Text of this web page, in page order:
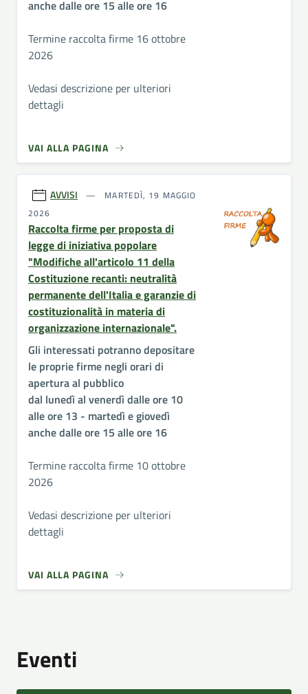
anche dalle ore 15 alle ore 16
Termine raccolta firme 16 ottobre
2026
Vedasi descrizione per ulteriori
dettagli
VAI ALLA PAGINA
AVVISI
MARTEDÌ, 19 MAGGIO
2026
Raccolta firme per proposta di
legge di iniziativa popolare
"Modifiche all'articolo 11 della
Costituzione recanti: neutralità
permanente dell'Italia e garanzie di
costituzionalità in materia di
organizzazione internazionale".
Gli interessati potranno depositare
le proprie firme negli orari di
apertura al pubblico
dal lunedì al venerdì dalle ore 10
alle ore 13 - martedì e giovedì
anche dalle ore 15 alle ore 16
Termine raccolta firme 10 ottobre
2026
Vedasi descrizione per ulteriori
dettagli
VAI ALLA PAGINA
Eventi